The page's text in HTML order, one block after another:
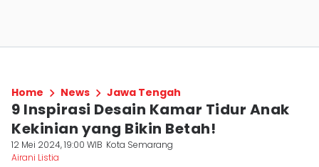
Home News Jawa Tengah
9 Inspirasi Desain Kamar Tidur Anak
Kekinian yang Bikin Betah!
12 Mei 2024, 19:00 WIB Kota Semarang
Airani Listia